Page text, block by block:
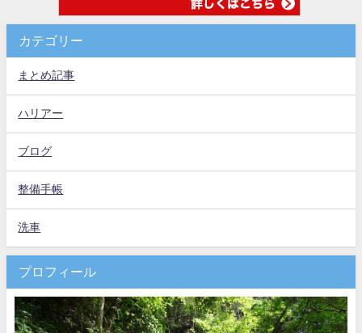
カテゴリー
まとめ記事
ハリアー
ブログ
整備手帳
洗車
プロフィール